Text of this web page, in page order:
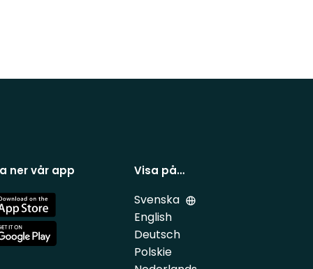
ner vår app Visa på…
Svenska
English
Deutsch
Polskie